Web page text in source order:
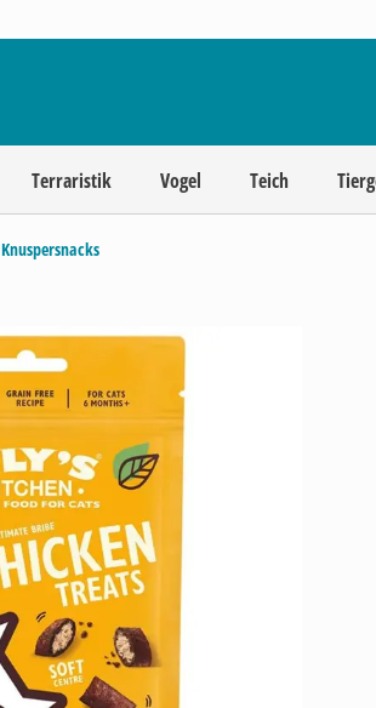
Terraristik Vogel Teich
Knuspersnacks